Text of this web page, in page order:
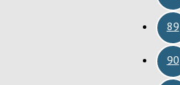
89
90